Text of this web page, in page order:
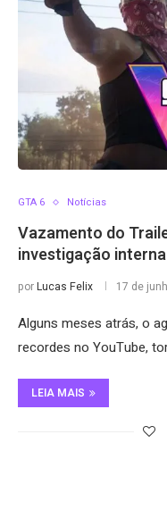
GTA 6 Notícias
Vazamento do
investigação interna
porLucas Felix 17 de
Alguns meses atrás, o
recordes no YouTube,
LEIA MAIS